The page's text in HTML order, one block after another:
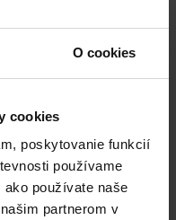
O cookies
cookies
poskytovanie funkcií
používame
používate naše
partnerom v
hrdze